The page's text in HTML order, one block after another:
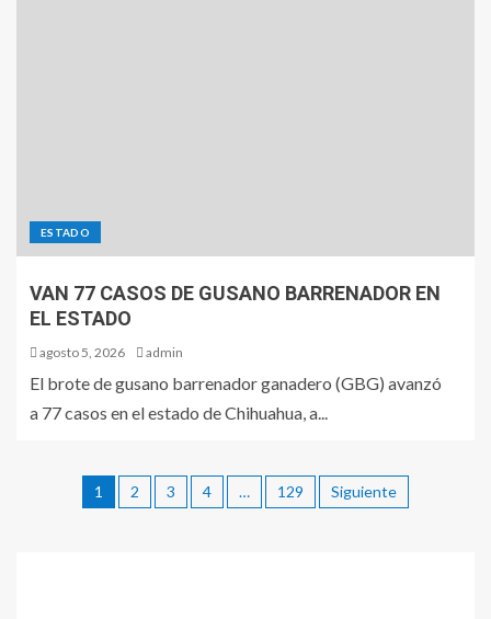
ESTADO
VAN 77 CASOS DE GUSANO BARRENADOR EN
EL ESTADO
agosto 5, 2026 admin
El brote de gusano barrenador ganadero (GBG) avanzó
a 77 casos en el estado de Chihuahua, a...
1 2 3 4 … 129 Siguiente